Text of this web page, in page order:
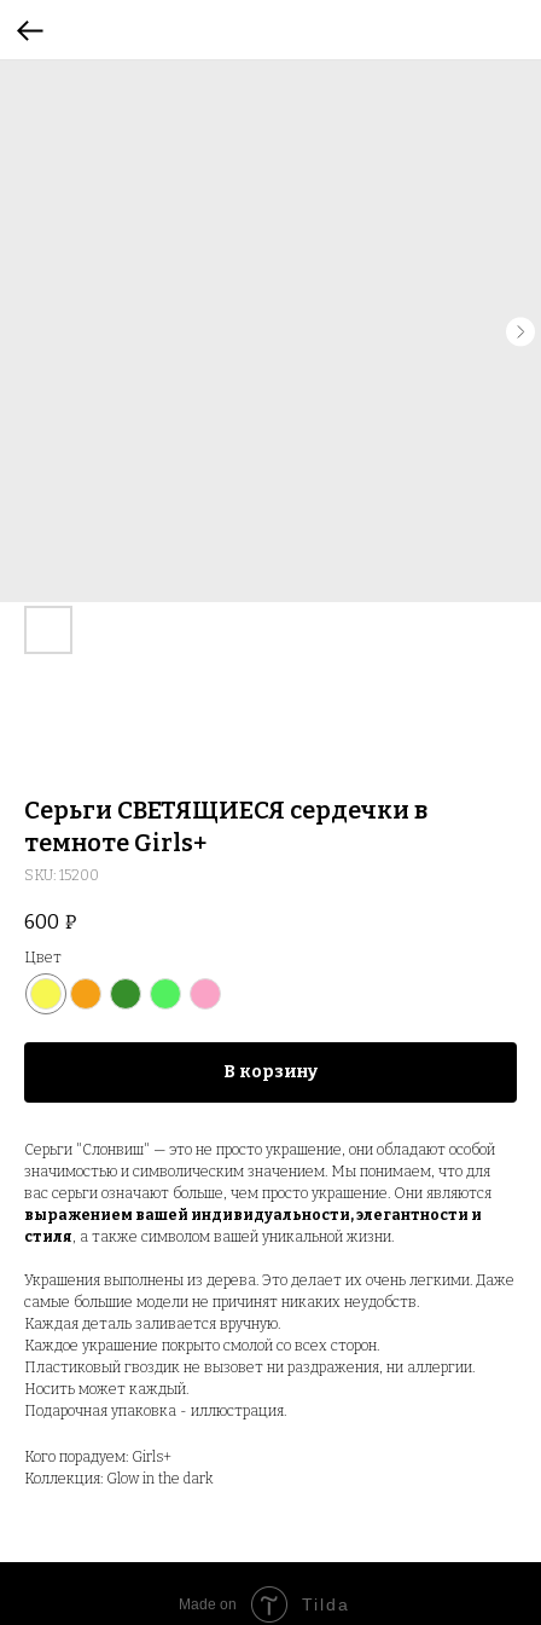
Серьги СВЕТЯЩИЕСЯ сердечки в
темноте Girls+
SKU: 15200
600 ₽
Цвет
В корзину
Серьги "Слонвиш" — это не просто украшение, они обладают особой
значимостью и символическим значением. Мы понимаем, что для
вас серьги означают больше, чем просто украшение. Они являются
выражением вашей индивидуальности, элегантности и
стиля, а также символом вашей уникальной жизни.
Украшения выполнены из дерева. Это делает их очень легкими. Даже
самые большие модели не причинят никаких неудобств.
Каждая деталь заливается вручную.
Каждое украшение покрыто смолой со всех сторон.
Пластиковый гвоздик не вызовет ни раздражения, ни аллергии.
Носить может каждый.
Подарочная упаковка - иллюстрация.
Кого порадуем: Girls+
Коллекция: Glow in the dark
Made on Tilda